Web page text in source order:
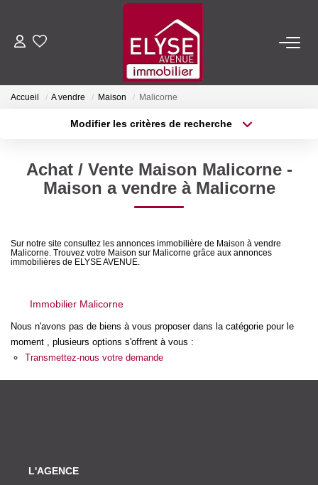
ACHETER
NOTRE AGENCE
Nos Actualités
Accueil A vendre Maison Malicorne
Modifier les critères de recherche
Sélectionnez...
Type de bien
Surface min
Créer une alerte
Achat / Vente Maison Malicorne -
Maison a vendre à Malicorne
Sur notre site consultez les annonces immobilière de Maison à vendre
Malicorne. Trouvez votre Maison sur Malicorne grâce aux annonces
immobilières de ELYSE AVENUE.
Immobilier Malicorne
Nous n'avons pas de biens à vous proposer dans la catégorie pour le
moment , plusieurs options s'offrent à vous :
Transmettez-nous votre demande
L'AGENCE